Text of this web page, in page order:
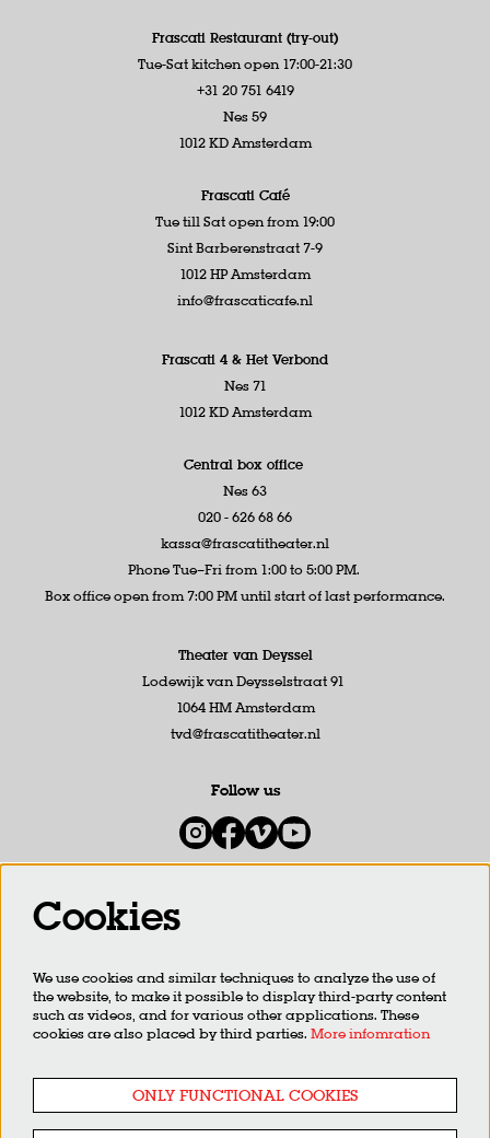
Frascati Restaurant (try-out)
Tue-Sat kitchen open 17:00-21:30
+31 20 751 6419
Nes 59
1012 KD Amsterdam
Frascati Café
Tue till Sat open from 19:00
Sint Barberenstraat 7-9
1012 HP Amsterdam
info@frascaticafe.nl
Frascati 4 & Het Verbond
Nes 71
1012 KD Amsterdam
Central box office
Nes 63
020 - 626 68 66
kassa@frascatitheater.nl
Phone Tue–Fri from 1:00 to 5:00 PM.
Box office open from 7:00 PM until start of last performance.
Theater van Deyssel
Lodewijk van Deysselstraat 91
1064 HM Amsterdam
tvd@frascatitheater.nl
Follow us
SIGN UP
Cookies
We use cookies and similar techniques to analyze the use of
the website, to make it possible to display third-party content
such as videos, and for various other applications. These
cookies are also placed by third parties. More infomration
ONLY FUNCTIONAL COOKIES